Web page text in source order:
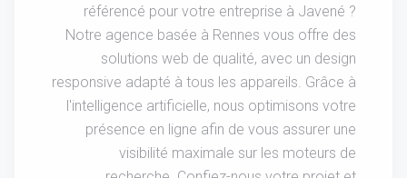
référencé pour votre entreprise à Javené ?
Notre agence basée à Rennes vous offre des
solutions web de qualité, avec un design
responsive adapté à tous les appareils. Grâce à
l'intelligence artificielle, nous optimisons votre
présence en ligne afin de vous assurer une
visibilité maximale sur les moteurs de